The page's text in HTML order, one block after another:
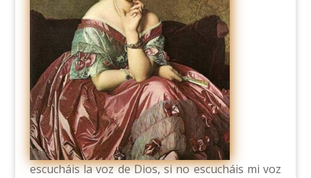
escucháis la voz de Dios, si no escucháis mi voz